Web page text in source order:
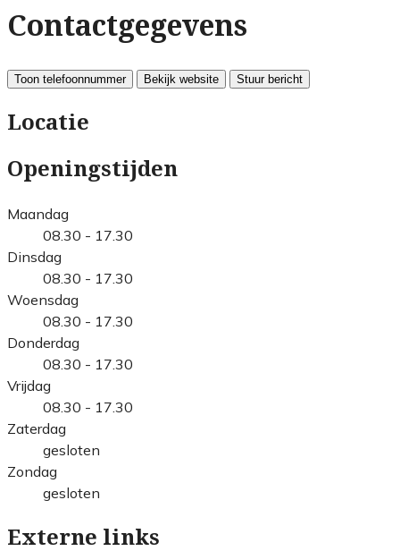
Contactgegevens
Toon telefoonnummer Bekijk website Stuur bericht
Locatie
Openingstijden
Maandag
08.30 - 17.30
Dinsdag
08.30 - 17.30
Woensdag
08.30 - 17.30
Donderdag
08.30 - 17.30
Vrijdag
08.30 - 17.30
Zaterdag
gesloten
Zondag
gesloten
Externe links